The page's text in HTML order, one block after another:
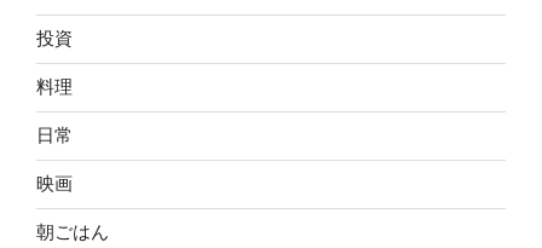
投資
料理
日常
映画
朝ごはん